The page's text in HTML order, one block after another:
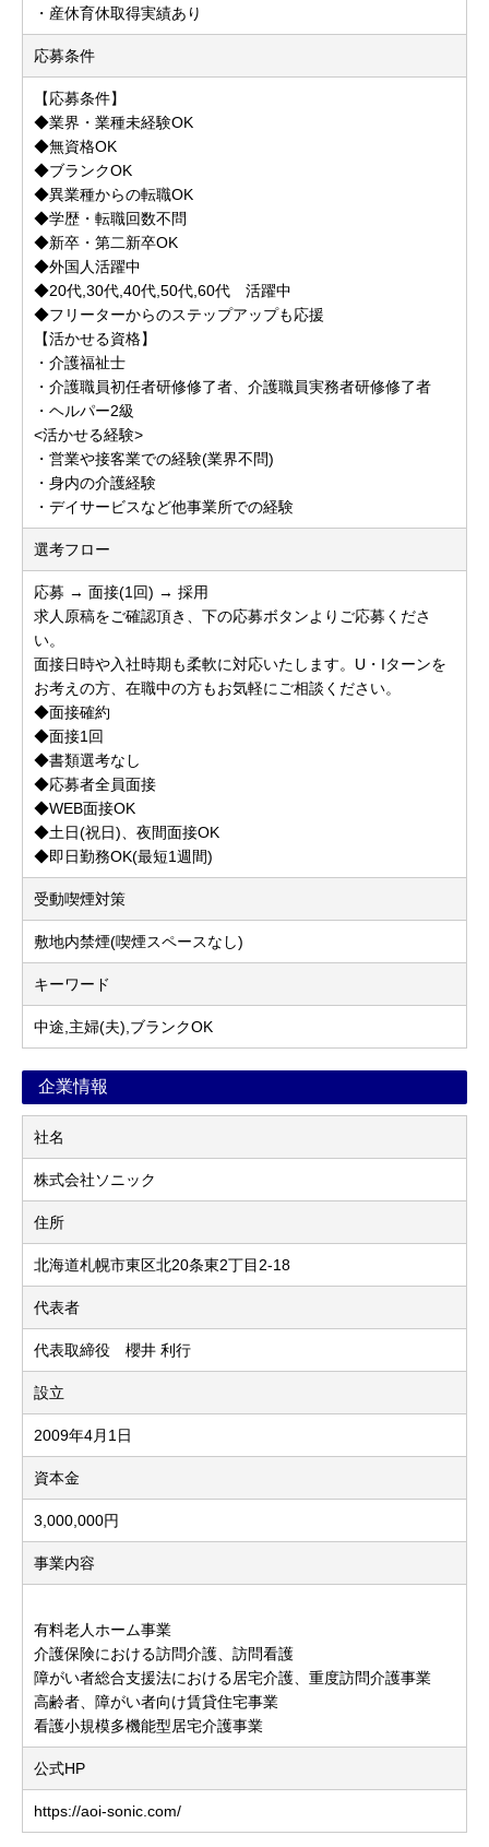
・産休育休取得実績あり
応募条件
【応募条件】
◆業界・業種未経験OK
◆無資格OK
◆ブランクOK
◆異業種からの転職OK
◆学歴・転職回数不問
◆新卒・第二新卒OK
◆外国人活躍中
◆20代,30代,40代,50代,60代 活躍中
◆フリーターからのステップアップも応援
【活かせる資格】
・介護福祉士
・介護職員初任者研修修了者、介護職員実務者研修修了者
・ヘルパー2級
<活かせる経験>
・営業や接客業での経験(業界不問)
・身内の介護経験
・デイサービスなど他事業所での経験
選考フロー
応募 → 面接(1回) → 採用
求人原稿をご確認頂き、下の応募ボタンよりご応募くださ
い。
面接日時や入社時期も柔軟に対応いたします。U・Iターンを
お考えの方、在職中の方もお気軽にご相談ください。
◆面接確約
◆面接1回
◆書類選考なし
◆応募者全員面接
◆WEB面接OK
◆土日(祝日)、夜間面接OK
◆即日勤務OK(最短1週間)
受動喫煙対策
敷地内禁煙(喫煙スペースなし)
キーワード
中途,主婦(夫),ブランクOK
企業情報
社名
株式会社ソニック
住所
北海道札幌市東区北20条東2丁目2-18
代表者
代表取締役 櫻井 利行
設立
2009年4月1日
資本金
3,000,000円
事業内容
有料老人ホーム事業
介護保険における訪問介護、訪問看護
障がい者総合支援法における居宅介護、重度訪問介護事業
高齢者、障がい者向け賃貸住宅事業
看護小規模多機能型居宅介護事業
公式HP
https://aoi-sonic.com/